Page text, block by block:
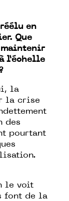
en
Que
l’échelle
la
la crise
des
pourtant
le voit
font de la